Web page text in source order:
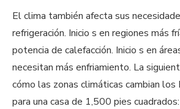
El clima también afecta sus
refrigeración. Inicio s en regiones más
potencia de calefacción. Inicio s en
necesitan más enfriamiento. La
cómo las zonas climáticas cambian
para una casa de 1,500 pies cuadrados: